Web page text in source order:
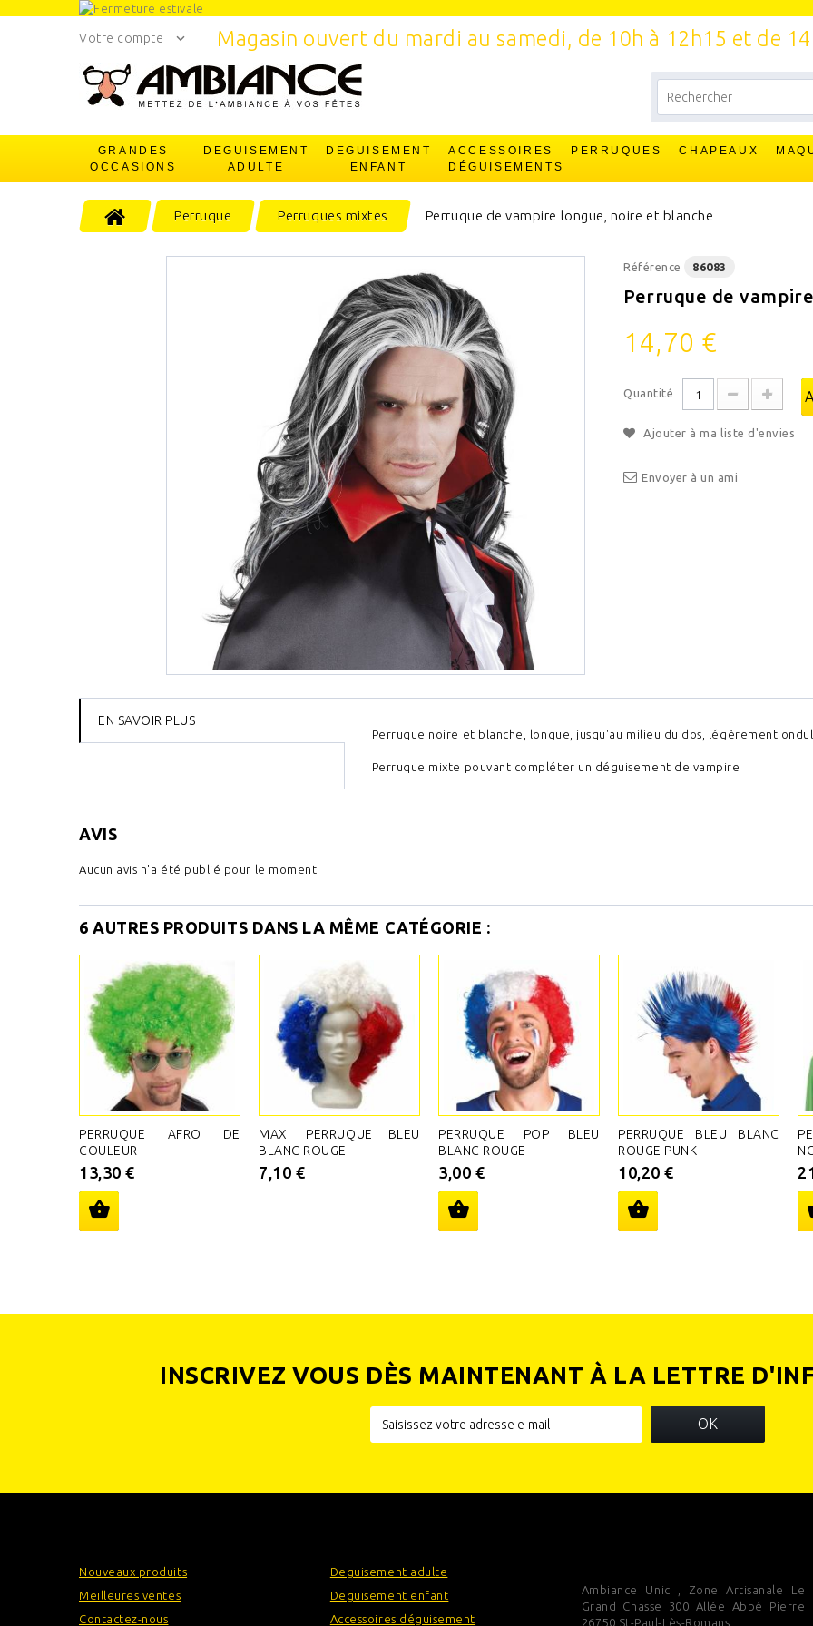
Votre compte Magasin ouvert du mardi au samedi, de 10h à 12h15 et de
GRANDES
OCCASIONS
DEGUISEMENT
ADULTE
DEGUISEMENT
ENFANT
ACCESSOIRES
DÉGUISEMENTS
PERRUQUES CHAPEAUX
Perruque Perruques mixtes Perruque de vampire longue, noire et blanche
Référence 86083
Perruque de
14,70 €
Quantité
Ajouter à ma liste d'envies
Envoyer à un ami
EN SAVOIR PLUS
Perruque noire et blanche, longue, jusqu'au milieu du dos, légèrement
Perruque mixte pouvant compléter un déguisement de vampire
AVIS
Aucun avis n'a été publié pour le moment.
6 AUTRES PRODUITS DANS LA MÊME CATÉGORIE :
PERRUQUE AFRO DE
COULEUR
13,30 €
MAXI PERRUQUE BLEU
BLANC ROUGE
7,10 €
PERRUQUE POP BLEU
BLANC ROUGE
3,00 €
PERRUQUE BLEU BLANC
ROUGE PUNK
10,20 €
INSCRIVEZ VOUS DÈS MAINTENANT À LA LETTRE
OK
Nouveaux produits
Meilleures ventes
Contactez-nous
Deguisement adulte
Deguisement enfant
Accessoires déguisement
Ambiance Unic , Zone Artisanale Le
Grand Chasse 300 Allée Abbé Pierre
26750 St-Paul-Lès-Romans